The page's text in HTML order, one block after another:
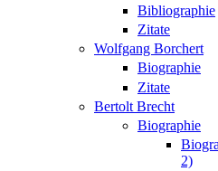
Bibliographie
Zitate
Wolfgang Borchert
Biographie
Zitate
Bertolt Brecht
Biographie
2)